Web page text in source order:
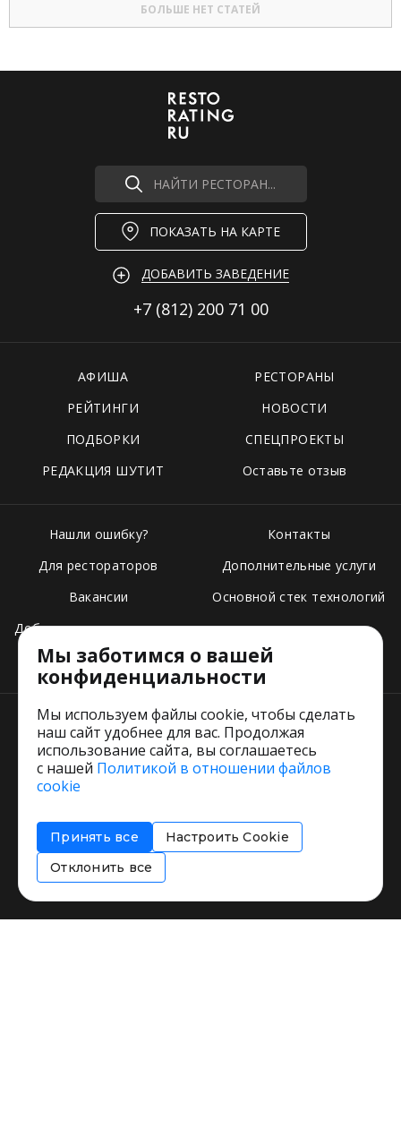
БОЛЬШЕ НЕТ СТАТЕЙ
НАЙТИ РЕСТОРАН...
ПОКАЗАТЬ НА КАРТЕ
ДОБАВИТЬ ЗАВЕДЕНИЕ
+7 (812) 200 71 00
АФИША
РЕСТОРАНЫ
РЕЙТИНГИ
НОВОСТИ
ПОДБОРКИ
СПЕЦПРОЕКТЫ
РЕДАКЦИЯ ШУТИТ
Оставьте отзыв
Нашли ошибку?
Для рестораторов
Вакансии
Добавить свое заведение
Тарифы
Контакты
Дополнительные услуги
Основной стек технологий
Пользовательское соглашение
Соглашение об информировании
Политика использования cookies
Мы заботимся о вашей
конфиденциальности
Мы используем файлы cookie, чтобы сделать
наш сайт удобнее для вас. Продолжая
использование сайта, вы соглашаетесь
с нашей Политикой в отношении файлов
cookie
Принять все
Настроить Cookie
Отклонить все